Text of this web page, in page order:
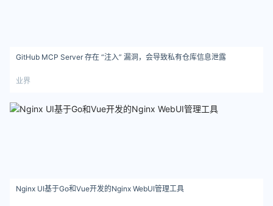
GitHub MCP Server 存在 “注入” 漏洞，会导致私有仓库信息泄露
业界
Nginx UI基于Go和Vue开发的Nginx WebUI管理工具